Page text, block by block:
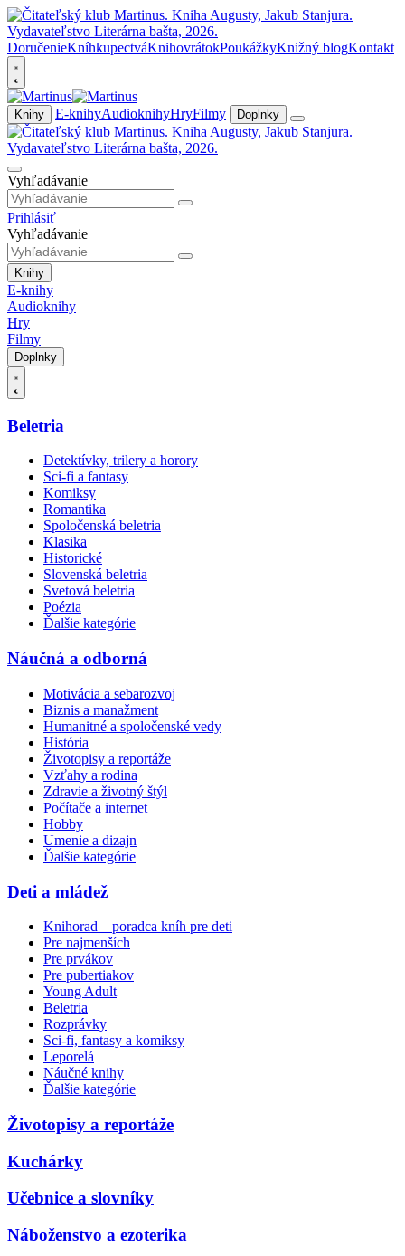
DoručenieKníhkupectváKnihovrátokPoukážkyKnižný blogKontakt
Knihy E-knihyAudioknihyHryFilmy Doplnky
Vyhľadávanie
Prihlásiť
Vyhľadávanie
Knihy
E-knihy
Audioknihy
Hry
Filmy
Doplnky
Beletria
Detektívky, trilery a horory
Sci-fi a fantasy
Komiksy
Romantika
Spoločenská beletria
Klasika
Historické
Slovenská beletria
Svetová beletria
Poézia
Ďalšie kategórie
Náučná a odborná
Motivácia a sebarozvoj
Biznis a manažment
Humanitné a spoločenské vedy
História
Životopisy a reportáže
Vzťahy a rodina
Zdravie a životný štýl
Počítače a internet
Hobby
Umenie a dizajn
Ďalšie kategórie
Deti a mládež
Knihorad – poradca kníh pre deti
Pre najmenších
Pre prvákov
Pre pubertiakov
Young Adult
Beletria
Rozprávky
Sci-fi, fantasy a komiksy
Leporelá
Náučné knihy
Ďalšie kategórie
Životopisy a reportáže
Kuchárky
Učebnice a slovníky
Náboženstvo a ezoterika